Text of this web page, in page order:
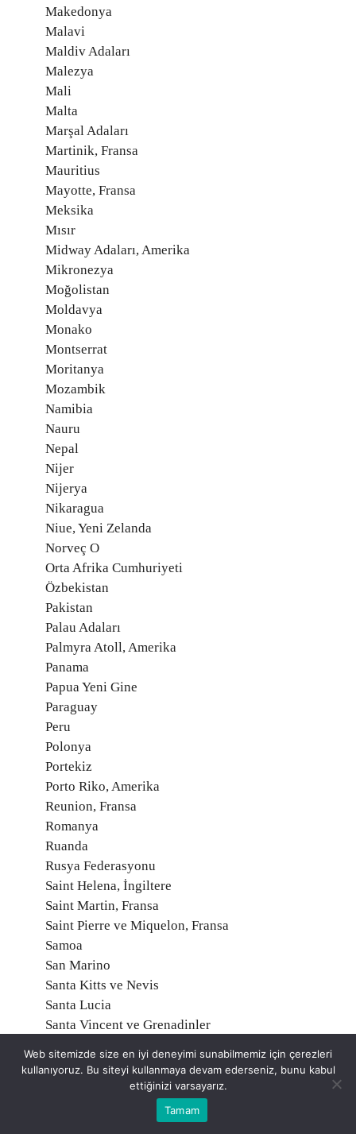
Makedonya
Malavi
Maldiv Adaları
Malezya
Mali
Malta
Marşal Adaları
Martinik, Fransa
Mauritius
Mayotte, Fransa
Meksika
Mısır
Midway Adaları, Amerika
Mikronezya
Moğolistan
Moldavya
Monako
Montserrat
Moritanya
Mozambik
Namibia
Nauru
Nepal
Nijer
Nijerya
Nikaragua
Niue, Yeni Zelanda
Norveç O
Orta Afrika Cumhuriyeti
Özbekistan
Pakistan
Palau Adaları
Palmyra Atoll, Amerika
Panama
Papua Yeni Gine
Paraguay
Peru
Polonya
Portekiz
Porto Riko, Amerika
Reunion, Fransa
Romanya
Ruanda
Rusya Federasyonu
Saint Helena, İngiltere
Saint Martin, Fransa
Saint Pierre ve Miquelon, Fransa
Samoa
San Marino
Santa Kitts ve Nevis
Santa Lucia
Santa Vincent ve Grenadinler
Senegal
Web sitemizde size en iyi deneyimi sunabilmemiz için çerezleri
kullanıyoruz. Bu siteyi kullanmaya devam ederseniz, bunu kabul
ettiğinizi varsayarız.
Tamam